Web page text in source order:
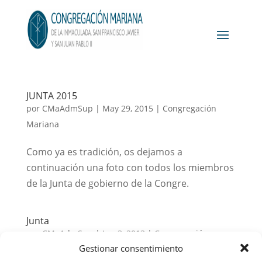
Gestionar consentimiento
JUNTA 2015
por CMaAdmSup | May 29, 2015 | Congregación
Mariana
Como ya es tradición, os dejamos a
continuación una foto con todos los miembros
de la Junta de gobierno de la Congre.
Junta
CMaAdmSup | Jun 3, 2013 | Congregación